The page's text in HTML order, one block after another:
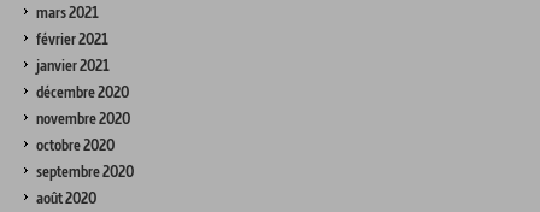
mars 2021
février 2021
janvier 2021
décembre 2020
novembre 2020
octobre 2020
septembre 2020
août 2020